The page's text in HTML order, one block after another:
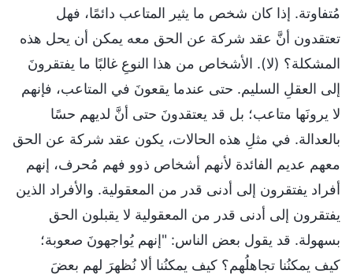
مُتفاوتة. إذا كان شخص ما يثير المتاعب دائمًا، فهل
تعتقدون أنَّ عقد شركة عن الحق معه يمكن أن يحل هذه
المشكلة؟ (لا). الأشخاص من هذا النوعِ غالبًا ما يفتقرونَ
إلى العقلِ السليم. حتى عندما يقعونَ في المتاعب، فإنهم
لا يرونَها متاعب؛ بل قد يعتقدونَ حتى أنَّ لديهم حسًا
بالعدالة. في مثلِ هذه الحالات، يكون عقد شركة عن الحق
معهم عديم الفائدة لأنهم أشخاص ذوو فهم مُحرف، إنهم
أفراد يفتقرون إلى أدنى قدر من المعقولية. والأفراد الذين
يفتقرون إلى أدنى قدر من المعقولية لا يقبلون الحق
بسهولة. قد يقول بعض الناس: "إنهم يُواجهونَ صعوبة؛
كيف يمكنُنا تجاهلُهم؟ كيف يمكنُنا ألا نُظهِرَ لهم بعضَ